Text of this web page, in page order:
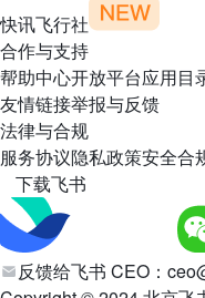
快讯飞行社
合作与支持
帮助中心开放平台应用目
友情链接举报与反馈
法律与合规
服务协议隐私政策安全合
下载飞书
反馈给飞书 CEO：